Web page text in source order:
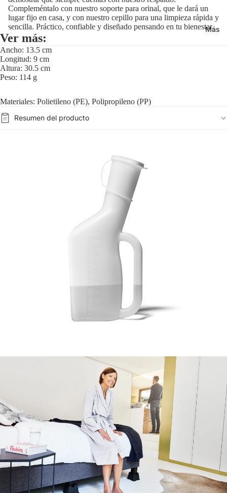
Más
Compleméntalo con nuestro soporte para orinal, que le dará un
lugar fijo en casa, y con nuestro cepillo para una limpieza rápida y
sencilla. Práctico, confiable y diseñado pensando en tu bienestar.
Ver más:
Ancho: 13.5 cm
Longitud: 9 cm
Altura: 30.5 cm
Peso: 114 g
Materiales: Polietileno (PE), Polipropileno (PP)
Resumen del producto